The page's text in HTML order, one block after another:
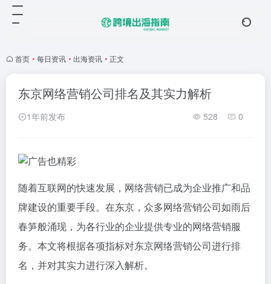
首页 • 每日资讯 • 出海资讯 • 正文
东京网络营销公司排名及其实力解析
1年前发布 528 0
随着互联网的快速发展，网络营销已成为企业推广和品
牌建设的重要手段。在东京，众多网络营销公司如雨后
春笋般涌现，为各行业的企业提供专业的网络营销服
务。本文将根据各项指标对东京网络营销公司进行排
名，并对其实力进行深入解析。